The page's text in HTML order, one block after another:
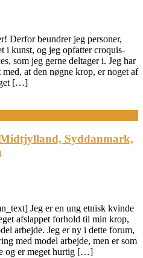
Derfor beundrer jeg personer,
i kunst, og jeg opfatter croquis-
som jeg gerne deltager i. Jeg har
at den nøgne krop, er noget af
[…]
Syddanmark,
Jeg er en ung etnisk kvinde
afslappet forhold til min krop,
arbejde. Jeg er ny i dette forum,
med model arbejde, men er som
og er meget hurtig […]